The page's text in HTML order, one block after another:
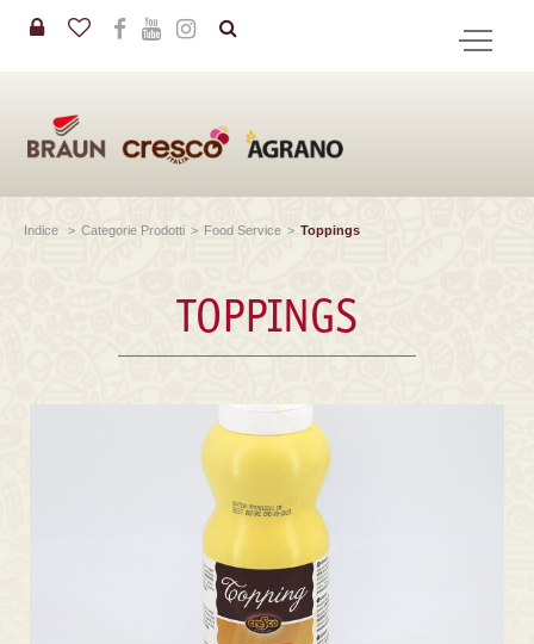
Indice > Categorie Prodotti > Food Service > Toppings
TOPPINGS